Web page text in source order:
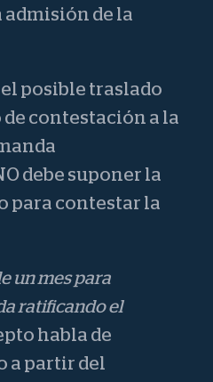
admisión de la
posible traslado
contestación a la
debe suponer la
para contestar la
un mes para
ratificando el
habla de
a partir del